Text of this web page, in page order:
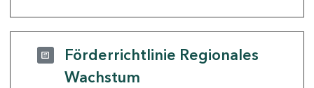
Förderrichtlinie Regionales
Wachstum